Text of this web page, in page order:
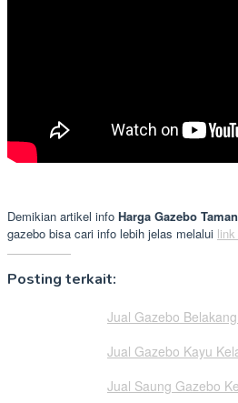
Demikian artikel info Harga Gazebo
gazebo bisa cari info lebih jelas melalui
Posting terkait:
Jual Gazebo
Jual Gazebo Kayu
Jual Saung Gazebo